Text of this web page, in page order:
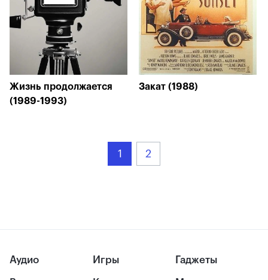
Жизнь продолжается
(1989-1993)
Закат (1988)
1 2
Аудио Игры Гаджеты